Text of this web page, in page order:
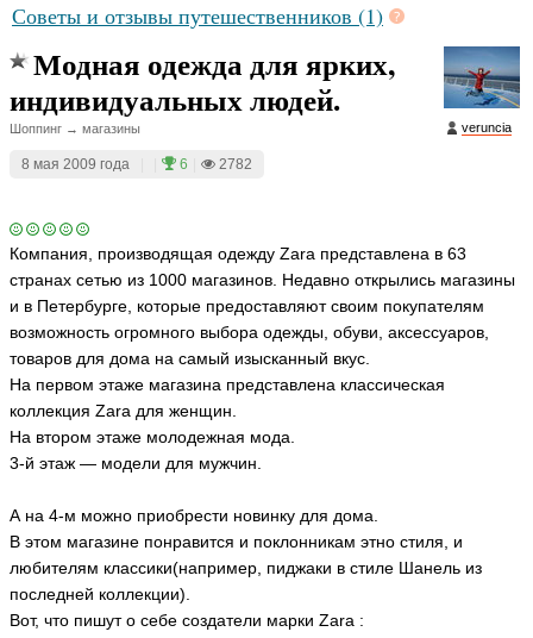
Советы и отзывы путешественников (1)
veruncia
Модная одежда для ярких,
индивидуальных людей.
Шоппинг → магазины
8 мая 2009 года 6 2782
Компания, производящая одежду Zara представлена в 63
странах сетью из 1000 магазинов. Недавно открылись магазины
и в Петербурге, которые предоставляют своим покупателям
возможность огромного выбора одежды, обуви, аксессуаров,
товаров для дома на самый изысканный вкус.
На первом этаже магазина представлена классическая
коллекция Zara для женщин.
На втором этаже молодежная мода.
3-й этаж — модели для мужчин.
А на 4-м можно приобрести новинку для дома.
В этом магазине понравится и поклонникам этно стиля, и
любителям классики(например, пиджаки в стиле Шанель из
последней коллекции).
Вот, что пишут о себе создатели марки Zara :